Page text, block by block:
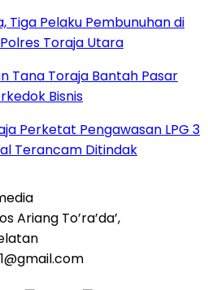
Tiga Pelaku Pembunuhan di
Toraja Utara
Tana Toraja Bantah Pasar
Bisnis
Perketat Pengawasan LPG 3
Terancam Ditindak
Ariang To’ra’da’,